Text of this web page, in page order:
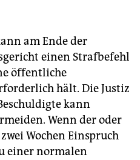
am Ende der
einen Strafbefehl
öffentliche
hält. Die Justiz
kann
Wenn der oder
Wochen Einspruch
einer normalen